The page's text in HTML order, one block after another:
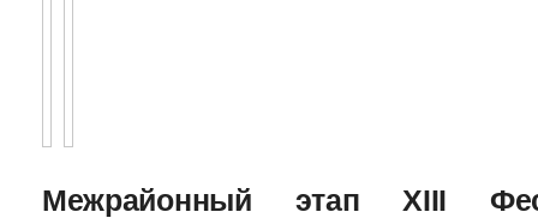
Межрайонный этап XIII